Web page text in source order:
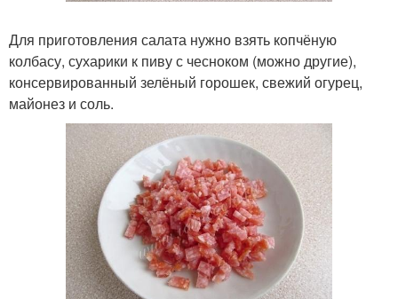
Для приготовления салата нужно взять копчёную
колбасу, сухарики к пиву с чесноком (можно другие),
консервированный зелёный горошек, свежий огурец,
майонез и соль.